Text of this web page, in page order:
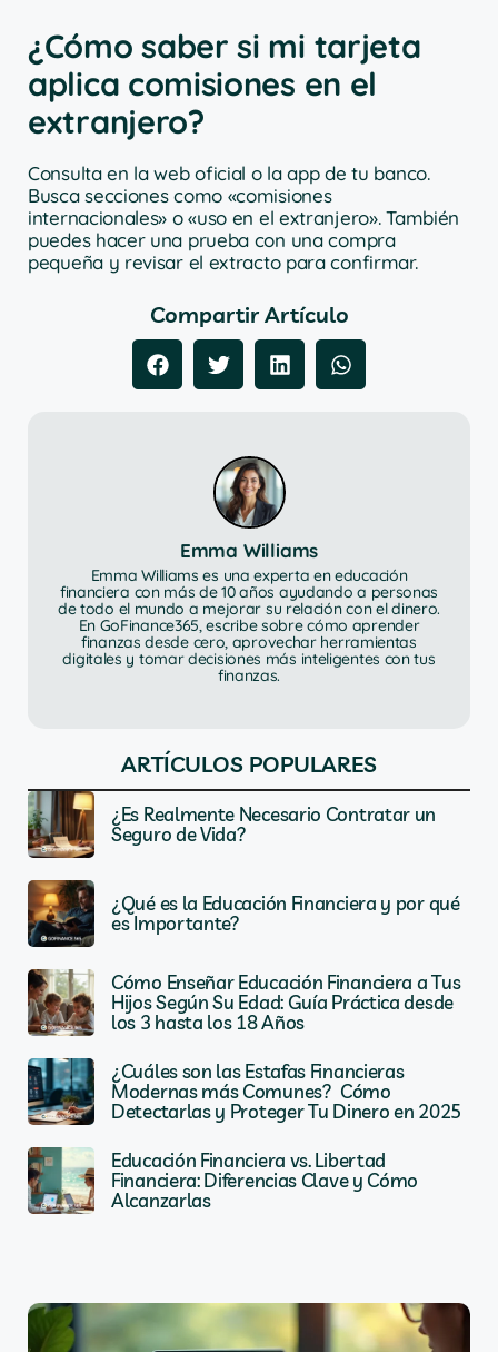
¿Cómo saber si mi tarjeta
aplica comisiones en el
extranjero?
Consulta en la web oficial o la app de tu banco.
Busca secciones como «comisiones
internacionales» o «uso en el extranjero». También
puedes hacer una prueba con una compra
pequeña y revisar el extracto para confirmar.
Compartir Artículo
Emma Williams
Emma Williams es una experta en educación
financiera con más de 10 años ayudando a personas
de todo el mundo a mejorar su relación con el dinero.
En GoFinance365, escribe sobre cómo aprender
finanzas desde cero, aprovechar herramientas
digitales y tomar decisiones más inteligentes con tus
finanzas.
ARTÍCULOS POPULARES
¿Es Realmente Necesario Contratar un
Seguro de Vida?
¿Qué es la Educación Financiera y por qué
es Importante?
Cómo Enseñar Educación Financiera a Tus
Hijos Según Su Edad: Guía Práctica desde
los 3 hasta los 18 Años
¿Cuáles son las Estafas Financieras
Modernas más Comunes? Cómo
Detectarlas y Proteger Tu Dinero en 2025
Educación Financiera vs. Libertad
Financiera: Diferencias Clave y Cómo
Alcanzarlas